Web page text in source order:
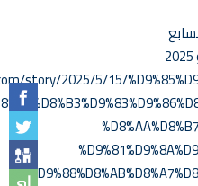
story/2025/5/15/